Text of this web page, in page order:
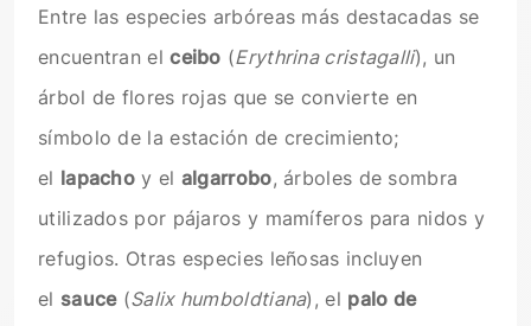
Entre las especies arbóreas más destacadas se
encuentran elceibo (Erythrina cristagalli), un
árbol de flores rojas que se convierte en
símbolo de la estación de crecimiento;
el lapacho y el algarrobo, árboles de sombra
utilizados por pájaros y mamíferos para nidos y
refugios. Otras especies leñosas incluyen
el sauce(Salix humboldtiana), el palo de